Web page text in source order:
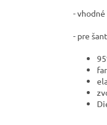
-
- pre